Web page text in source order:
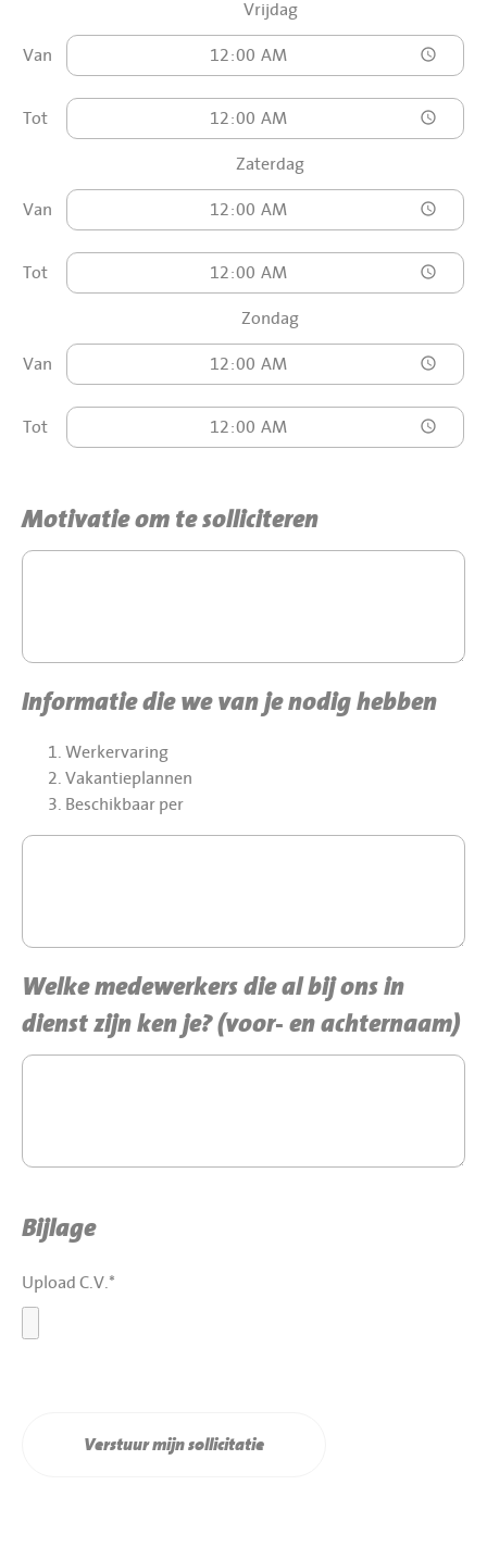
Vrijdag
Van
Tot
Zaterdag
Van
Tot
Zondag
Van
Tot
Motivatie om te solliciteren
Informatie die we van je nodig hebben
Werkervaring
Vakantieplannen
Beschikbaar per
Welke medewerkers die al bij ons in
dienst zijn ken je? (voor- en achternaam)
Bijlage
Upload C.V.*
Verstuur mijn sollicitatie